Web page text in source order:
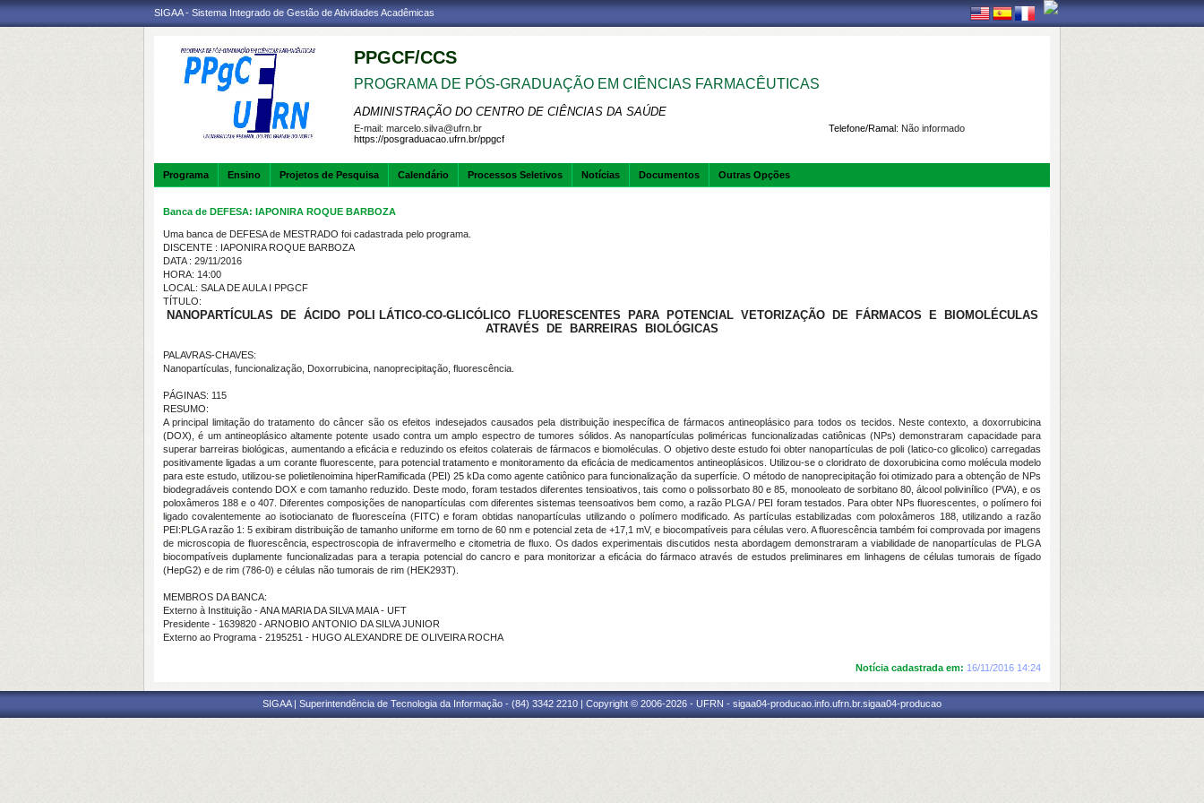
SIGAA - Sistema Integrado de Gestão de Atividades Acadêmicas
PPGCF/CCS
PROGRAMA DE PÓS-GRADUAÇÃO EM CIÊNCIAS FARMACÊUTICAS
ADMINISTRAÇÃO DO CENTRO DE CIÊNCIAS DA SAÚDE
Telefone/Ramal: Não informado
E-mail: marcelo.silva@ufrn.br
https://posgraduacao.ufrn.br/ppgcf
Programa Ensino Projetos de Pesquisa Calendário Processos Seletivos Notícias Documentos Outras Opções
Banca de DEFESA: IAPONIRA ROQUE BARBOZA
Uma banca de DEFESA de MESTRADO foi cadastrada pelo programa.
DISCENTE : IAPONIRA ROQUE BARBOZA
DATA : 29/11/2016
HORA: 14:00
LOCAL: SALA DE AULA I PPGCF
TÍTULO:
NANOPARTÍCULAS DE ÁCIDO POLI LÁTICO-CO-GLICÓLICO FLUORESCENTES PARA POTENCIAL VETORIZAÇÃO DE FÁRMACOS E BIOMOLÉCULAS
ATRAVÉS DE BARREIRAS BIOLÓGICAS
PALAVRAS-CHAVES:
Nanopartículas, funcionalização, Doxorrubicina, nanoprecipitação, fluorescência.
PÁGINAS: 115
RESUMO:
A principal limitação do tratamento do câncer são os efeitos indesejados causados pela distribuição inespecífica de fármacos antineoplásico para todos os tecidos. Neste contexto, a doxorrubicina
(DOX), é um antineoplásico altamente potente usado contra um amplo espectro de tumores sólidos. As nanopartículas poliméricas funcionalizadas catiônicas (NPs) demonstraram capacidade para
superar barreiras biológicas, aumentando a eficácia e reduzindo os efeitos colaterais de fármacos e biomoléculas. O objetivo deste estudo foi obter nanopartículas de poli (latico-co glicolico) carregadas
positivamente ligadas a um corante fluorescente, para potencial tratamento e monitoramento da eficácia de medicamentos antineoplásicos. Utilizou-se o cloridrato de doxorubicina como molécula modelo
para este estudo, utilizou-se polietilenoimina hiperRamificada (PEI) 25 kDa como agente catiônico para funcionalização da superfície. O método de nanoprecipitação foi otimizado para a obtenção de NPs
biodegradáveis contendo DOX e com tamanho reduzido. Deste modo, foram testados diferentes tensioativos, tais como o polissorbato 80 e 85, monooleato de sorbitano 80, álcool polivinílico (PVA), e os
poloxâmeros 188 e o 407. Diferentes composições de nanopartículas com diferentes sistemas teensoativos bem como, a razão PLGA / PEI foram testados. Para obter NPs fluorescentes, o polímero foi
ligado covalentemente ao isotiocianato de fluoresceína (FITC) e foram obtidas nanopartículas utilizando o polímero modificado. As partículas estabilizadas com poloxâmeros 188, utilizando a razão
PEI:PLGA razão 1: 5 exibiram distribuição de tamanho uniforme em torno de 60 nm e potencial zeta de +17,1 mV, e biocompatíveis para células vero. A fluorescência também foi comprovada por imagens
de microscopia de fluorescência, espectroscopia de infravermelho e citometria de fluxo. Os dados experimentais discutidos nesta abordagem demonstraram a viabilidade de nanopartículas de PLGA
biocompatíveis duplamente funcionalizadas para a terapia potencial do cancro e para monitorizar a eficácia do fármaco através de estudos preliminares em linhagens de células tumorais de fígado
(HepG2) e de rim (786-0) e células não tumorais de rim (HEK293T).
MEMBROS DA BANCA:
Externo à Instituição - ANA MARIA DA SILVA MAIA - UFT
Presidente - 1639820 - ARNOBIO ANTONIO DA SILVA JUNIOR
Externo ao Programa - 2195251 - HUGO ALEXANDRE DE OLIVEIRA ROCHA
Notícia cadastrada em: 16/11/2016 14:24
SIGAA | Superintendência de Tecnologia da Informação - (84) 3342 2210 | Copyright © 2006-2026 - UFRN - sigaa04-producao.info.ufrn.br.sigaa04-producao